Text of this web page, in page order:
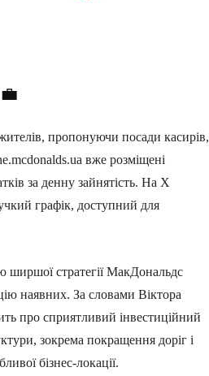
пропонуючи посади касирів,
вже розміщені
за денну зайнятість. На X
графік, доступний для
ширшої стратегії МакДональдс
наявних. За словами Віктора
про сприятливий інвестиційний
зокрема покращення доріг і
бізнес-локації.